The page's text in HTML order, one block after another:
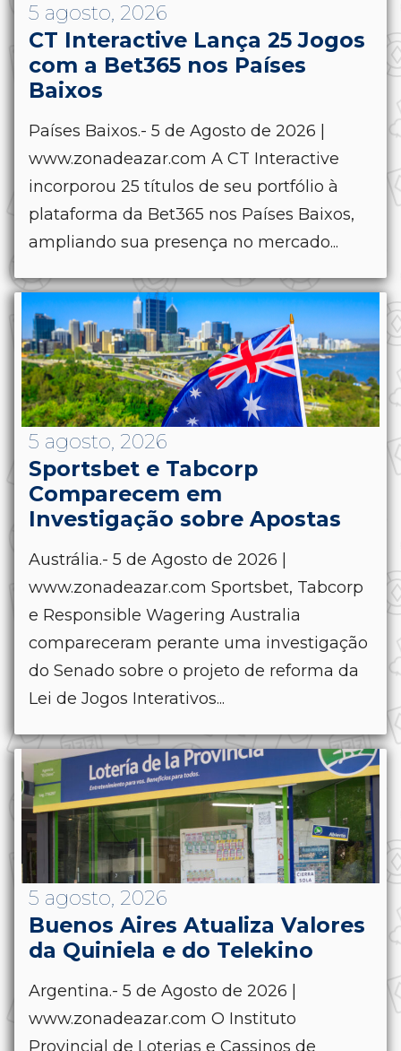
5 agosto, 2026
CT Interactive Lança 25 Jogos
com a Bet365 nos Países
Baixos
Países Baixos.- 5 de Agosto de 2026 |
www.zonadeazar.com A CT Interactive
incorporou 25 títulos de seu portfólio à
plataforma da Bet365 nos Países Baixos,
ampliando sua presença no mercado...
5 agosto, 2026
Sportsbet e Tabcorp
Comparecem em
Investigação sobre Apostas
Austrália.- 5 de Agosto de 2026 |
www.zonadeazar.com Sportsbet, Tabcorp
e Responsible Wagering Australia
compareceram perante uma investigação
do Senado sobre o projeto de reforma da
Lei de Jogos Interativos...
5 agosto, 2026
Buenos Aires Atualiza Valores
da Quiniela e do Telekino
Argentina.- 5 de Agosto de 2026 |
www.zonadeazar.com O Instituto
Provincial de Loterias e Cassinos de